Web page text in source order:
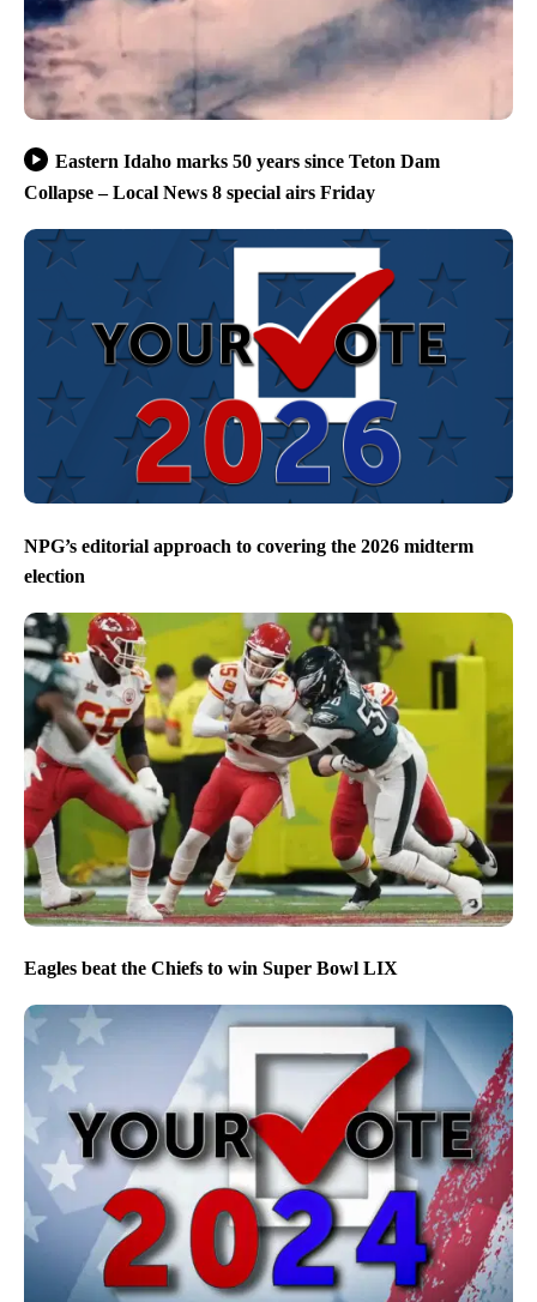
Eastern Idaho marks 50 years since Teton Dam
Collapse – Local News 8 special airs Friday
NPG’s editorial approach to covering the 2026 midterm
election
Eagles beat the Chiefs to win Super Bowl LIX